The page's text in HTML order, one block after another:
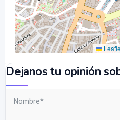
Dejanos tu opinión